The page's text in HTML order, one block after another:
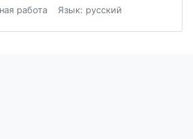
работа
Язык: русский